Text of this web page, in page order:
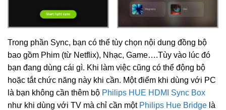
Trong phần Sync, bạn có thể tùy chọn nội dung đồng bộ
bao gồm Phim (từ Netflix), Nhạc, Game….Tùy vào lúc đó
bạn đang dùng cái gì. Khi làm việc cũng có thể động bộ
hoặc tắt chức năng này khi cần. Một điểm khi dùng với PC
là bạn không cần thêm bộ Philips HUE HDMI Sync Box
như khi dùng với TV mà chỉ cần một Philips Hue Bridge là